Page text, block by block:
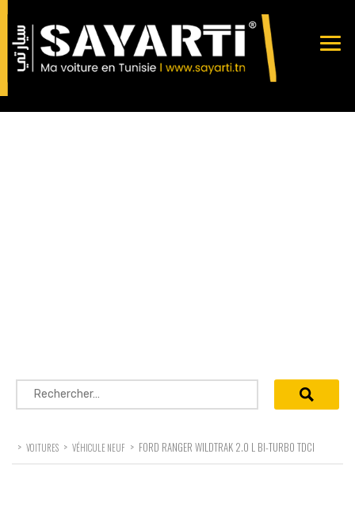
Rechercher :
> VOITURES > VÉHICULE NEUF > FORD RANGER WILDTRAK 2.0 L BI-TURBO TDCI